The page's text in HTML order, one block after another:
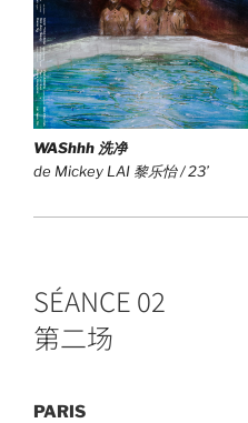
WAShhh 洗净
de Mickey LAI 黎乐怡 / 23’
SÉANCE 02
第二场
PARIS